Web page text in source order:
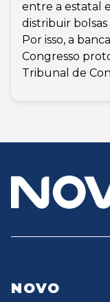
entre a estatal
distribuir
Por isso, a
Congresso
Tribunal de
NOVO